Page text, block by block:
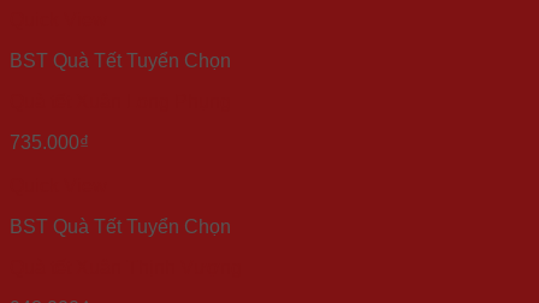
BST Quà Tết Tuyển Chọn
735.000₫
BST Quà Tết Tuyển Chọn